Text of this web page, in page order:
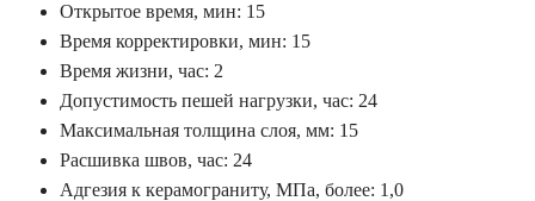
Открытое время, мин: 15
Время корректировки, мин: 15
Время жизни, час: 2
Допустимость пешей нагрузки, час: 24
Максимальная толщина слоя, мм: 15
Расшивка швов, час: 24
Адгезия к керамограниту, МПа, более: 1,0